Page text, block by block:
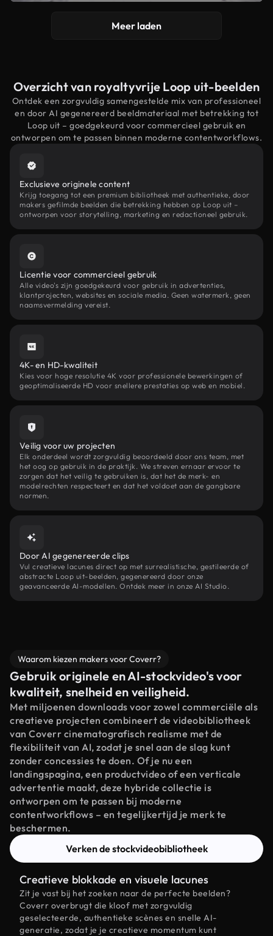
Meer laden
Overzicht van royaltyvrije Loop uit-beelden
Ontdek een zorgvuldig samengestelde mix van professioneel
en door AI gegenereerd beeldmateriaal met betrekking tot
Loop uit – goedgekeurd voor commercieel gebruik en
ontworpen om te passen binnen moderne contentworkflows.
Exclusieve originele content
Krijg toegang tot een premium bibliotheek met authentieke, door
makers gefilmde beelden die betrekking hebben op Loop uit –
ontworpen voor storytelling, marketing en redactioneel gebruik.
Licentie voor commercieel gebruik
Alle video's zijn goedgekeurd voor gebruik in advertenties,
klantprojecten, websites en sociale media. Geen watermerk, geen
naamsvermelding vereist.
4K- en HD-kwaliteit
Kies voor hoge resolutie 4K voor professionele bewerkingen of
geoptimaliseerde HD voor snellere prestaties op web en mobiel.
Veilig voor uw projecten
Elk onderdeel wordt zorgvuldig beoordeeld door ons team, met
het oog op gebruik in de praktijk. We streven ernaar ervoor te
zorgen dat het veilig te gebruiken is, dat het de merk- en
modelrechten respecteert en dat het voldoet aan de gangbare
normen.
Door AI gegenereerde clips
Vul creatieve lacunes direct op met surrealistische, gestileerde of
abstracte Loop uit-beelden, gegenereerd door onze
geavanceerde AI-modellen. Ontdek meer in onze AI Studio.
Waarom kiezen makers voor Coverr?
Gebruik originele en AI-stockvideo's voor
kwaliteit, snelheid en veiligheid.
Met miljoenen downloads voor zowel commerciële als
creatieve projecten combineert de videobibliotheek
van Coverr cinematografisch realisme met de
flexibiliteit van AI, zodat je snel aan de slag kunt
zonder concessies te doen. Of je nu een
landingspagina, een productvideo of een verticale
advertentie maakt, deze hybride collectie is
ontworpen om te passen bij moderne
contentworkflows – en tegelijkertijd je merk te
beschermen.
Verken de stockvideobibliotheek
Creatieve blokkade en visuele lacunes
Zit je vast bij het zoeken naar de perfecte beelden?
Coverr overbrugt die kloof met zorgvuldig
geselecteerde, authentieke scènes en snelle AI-
generatie, zodat je je creatieve momentum kunt